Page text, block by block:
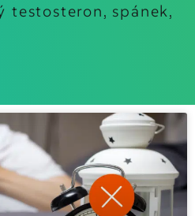
testosteron, spánek,